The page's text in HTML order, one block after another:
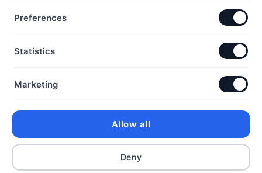
Szállítási és fizetési információk
info@dorothyekszer.hu
Facebook
Copyright 2026 © dorothyekszer.hu
Preferences
Statistics
Marketing
Deny
Allow all